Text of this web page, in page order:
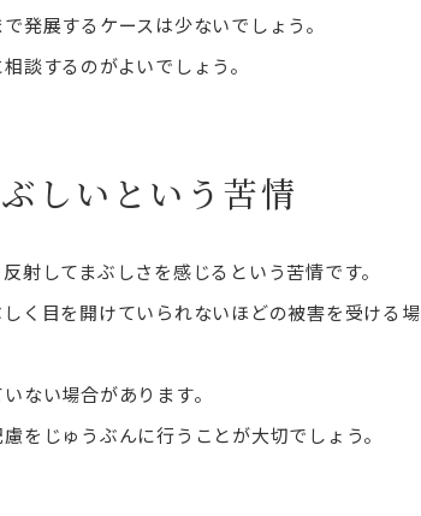
発展するケースは少ないでしょう。
談するのがよいでしょう。
しいという苦情
射してまぶしさを感じるという苦情です。
く目を開けていられないほどの被害を受ける
ない場合があります。
をじゅうぶんに行うことが大切でしょう。